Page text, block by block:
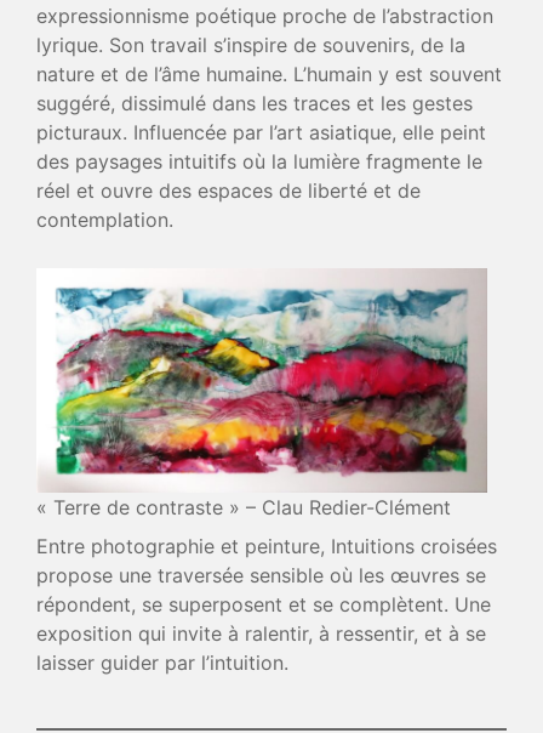
expressionnisme poétique proche de l’abstraction
lyrique. Son travail s’inspire de souvenirs, de la
nature et de l’âme humaine. L’humain y est souvent
suggéré, dissimulé dans les traces et les gestes
picturaux. Influencée par l’art asiatique, elle peint
des paysages intuitifs où la lumière fragmente le
réel et ouvre des espaces de liberté et de
contemplation.
« Terre de contraste » – Clau Redier-Clément
Entre photographie et peinture, Intuitions croisées
propose une traversée sensible où les œuvres se
répondent, se superposent et se complètent. Une
exposition qui invite à ralentir, à ressentir, et à se
laisser guider par l’intuition.